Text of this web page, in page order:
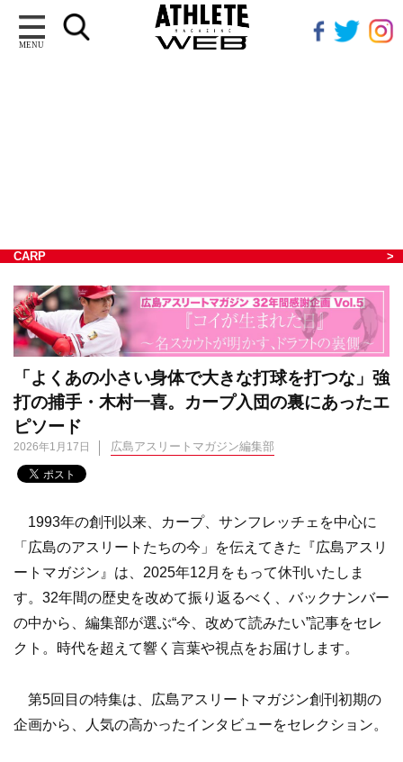
MENU
CARP
「よくあの小さい身体で大きな打球を打つな」強
打の捕手・木村一喜。カープ入団の裏にあったエ
ピソード
2026年1月17日 広島アスリートマガジン編集部
1993年の創刊以来、カープ、サンフレッチェを中心に
「広島のアスリートたちの今」を伝えてきた『広島アスリ
ートマガジン』は、2025年12月をもって休刊いたしま
す。32年間の歴史を改めて振り返るべく、バックナンバー
の中から、編集部が選ぶ“今、改めて読みたい”記事をセレ
クト。時代を超えて響く言葉や視点をお届けします。
第5回目の特集は、広島アスリートマガジン創刊初期の
企画から、人気の高かったインタビューをセレクション。